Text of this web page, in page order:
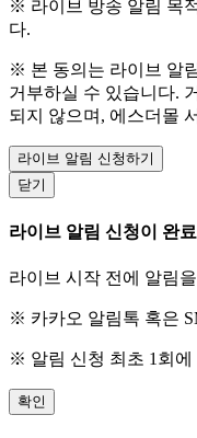
※ 라이브 방송 알림 목
다.
※ 본 동의는 라이브 알
거부하실 수 있습니다.
되지 않으며, 에스더몰
라이브 알림 신청하기
닫기
라이브 알림 신청이 완
라이브 시작 전에 알림
※ 카카오 알림톡 혹은
※ 알림 신청 최초 1회에
확인